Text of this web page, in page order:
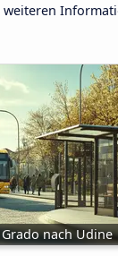
nach Udine